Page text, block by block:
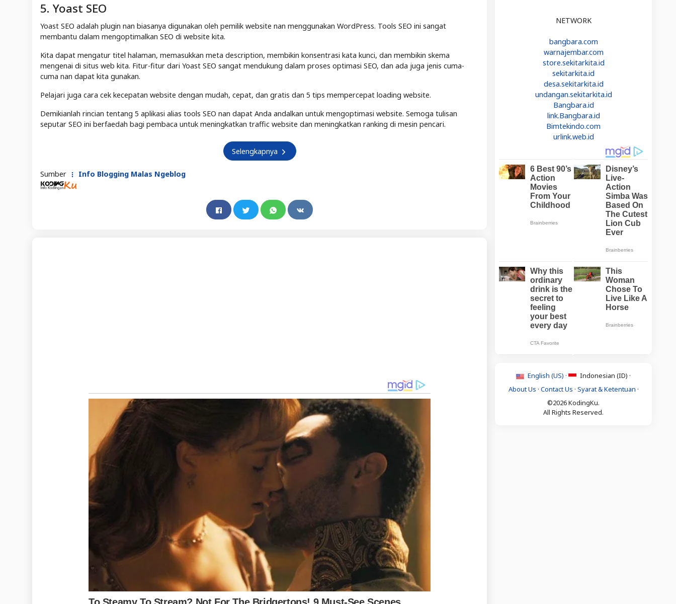
5. Yoast SEO
Yoast SEO adalah plugin nan biasanya digunakan oleh pemilik website nan menggunakan WordPress. Tools SEO ini sangat
membantu dalam mengoptimalkan SEO di website kita.
Kita dapat mengatur titel halaman, memasukkan meta description, membikin konsentrasi kata kunci, dan membikin skema
mengenai di situs web kita. Fitur-fitur dari Yoast SEO sangat mendukung dalam proses optimasi SEO, dan ada juga jenis cuma-
cuma nan dapat kita gunakan.
Pelajari juga cara cek kecepatan website dengan mudah, cepat, dan gratis dan 5 tips mempercepat loading website.
Demikianlah rincian tentang 5 aplikasi alias tools SEO nan dapat Anda andalkan untuk mengoptimasi website. Semoga tulisan
seputar SEO ini berfaedah bagi pembaca untuk meningkatkan traffic website dan meningkatkan ranking di mesin pencari.
Selengkapnya
Sumber Info Blogging Malas Ngeblog
NETWORK
bangbara.com
warnajembar.com
store.sekitarkita.id
sekitarkita.id
desa.sekitarkita.id
undangan.sekitarkita.id
Bangbara.id
link.Bangbara.id
Bimtekindo.com
urlink.web.id
English (US) ·
Indonesian (ID) ·
About Us · Contact Us · Syarat & Ketentuan ·
©2026 KodingKu.
All Rights Reserved.